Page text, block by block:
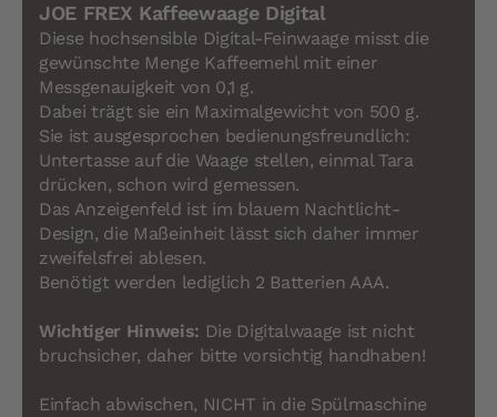
JOE FREX Kaffeewaage Digital
Diese hochsensible Digital-Feinwaage misst die
gewünschte Menge Kaffeemehl mit einer
Messgenauigkeit von 0,1 g.
Dabei trägt sie ein Maximalgewicht von 500 g.
Sie ist ausgesprochen bedienungsfreundlich:
Untertasse auf die Waage stellen, einmal Tara
drücken, schon wird gemessen.
Das Anzeigenfeld ist im blauem Nachtlicht-
Design, die Maßeinheit lässt sich daher immer
zweifelsfrei ablesen.
Benötigt werden lediglich 2 Batterien AAA.
Wichtiger Hinweis: Die Digitalwaage ist nicht
bruchsicher, daher bitte vorsichtig handhaben!
Einfach abwischen, NICHT in die Spülmaschine